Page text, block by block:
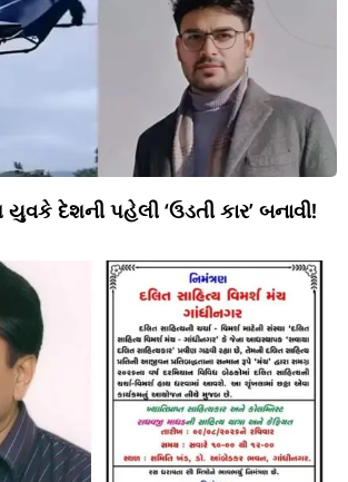
યુવકે દેશની પહેલી ‘ઉડતી કાર’ બનાવી!